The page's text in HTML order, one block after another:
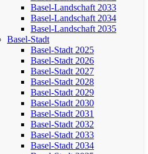
Basel-Landschaft 2033
Basel-Landschaft 2034
Basel-Landschaft 2035
Basel-Stadt
Basel-Stadt 2025
Basel-Stadt 2026
Basel-Stadt 2027
Basel-Stadt 2028
Basel-Stadt 2029
Basel-Stadt 2030
Basel-Stadt 2031
Basel-Stadt 2032
Basel-Stadt 2033
Basel-Stadt 2034